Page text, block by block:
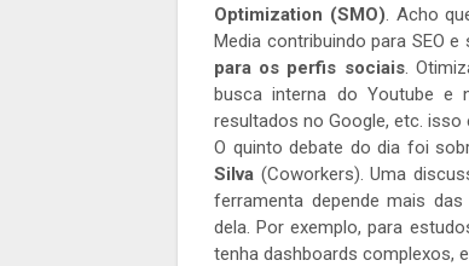
Optimization (SMO). Acho
Media contribuindo para SEO e
para os perfis sociais.
busca interna do Youtube e
resultados no Google, etc. isso
O quinto debate do dia foi
Silva (Coworkers). Uma
ferramenta depende mais
dela. Por exemplo, para
tenha dashboards complexos,